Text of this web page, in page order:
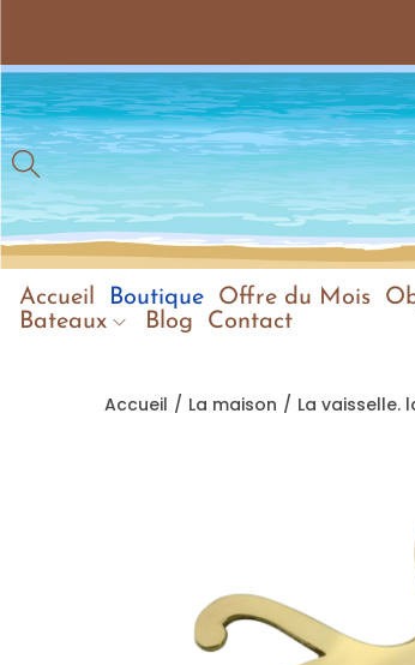
Accueil Boutique Offre du Mois
Bateaux
Blog Contact
Accueil / La maison / La vaisselle.